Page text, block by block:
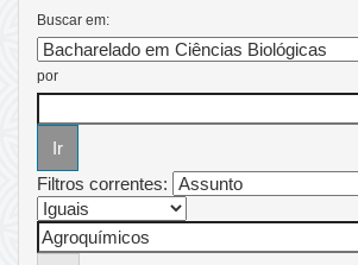
Buscar em:
por
Filtros correntes: